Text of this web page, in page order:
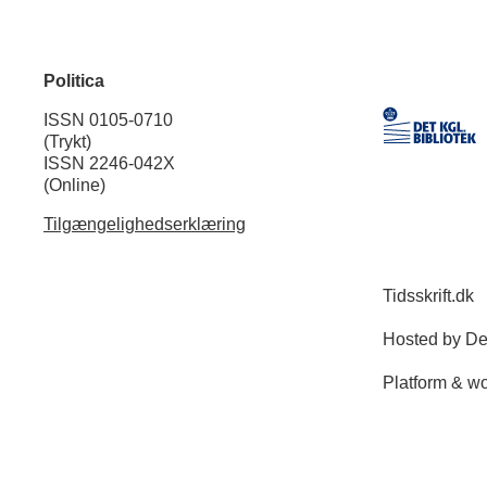
Politica
ISSN 0105-0710
(Trykt)
ISSN 2246-042X
(Online)
Tilgængelighedserklæring